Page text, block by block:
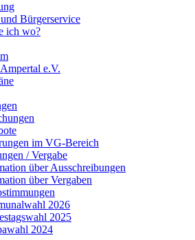
Bürgerservice
ich wo?
e.V.
im VG-Bereich
/ Vergabe
über Ausschreibungen
über Vergaben
2026
2025
2024